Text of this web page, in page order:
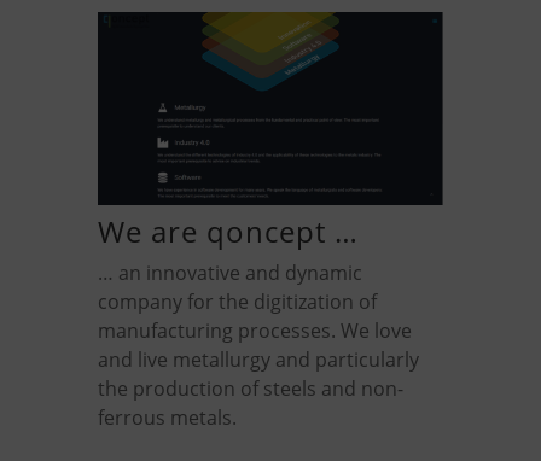
We are qoncept …
… an innovative and dynamic
company for the digitization of
manufacturing processes. We love
and live metallurgy and particularly
the production of steels and non-
ferrous metals.